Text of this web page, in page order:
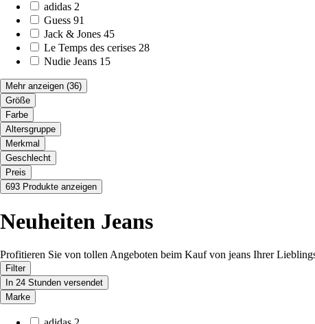
adidas 2
Guess 91
Jack & Jones 45
Le Temps des cerises 28
Nudie Jeans 15
Mehr anzeigen (36)
Größe
Farbe
Altersgruppe
Merkmal
Geschlecht
Preis
693 Produkte anzeigen
Neuheiten Jeans
Profitieren Sie von tollen Angeboten beim Kauf von jeans Ihrer
Filter
In 24 Stunden versendet
Marke